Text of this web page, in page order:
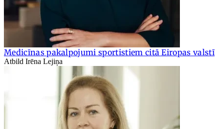
Medicīnas pakalpojumi sportistiem citā Eiropas valstī
Atbild Irēna Lejiņa